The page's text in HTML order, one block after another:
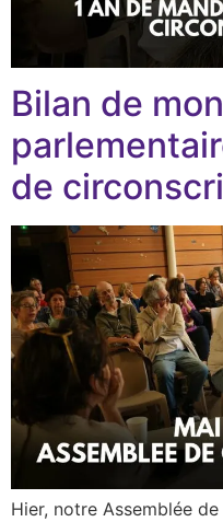
Bilan de
de
Hier, notre Assemblée